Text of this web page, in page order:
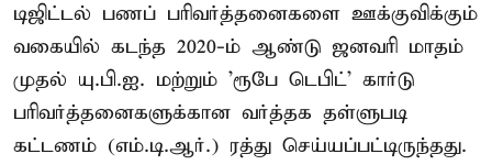
டிஜிட்டல் பணப் பரிவர்த்தனைகளை ஊக்குவிக்கும்
வகையில் கடந்த 2020-ம் ஆண்டு ஜனவரி மாதம்
முதல் யு.பி.ஐ. மற்றும் 'ரூபே டெபிட்' கார்டு
பரிவர்த்தனைகளுக்கான வர்த்தக தள்ளுபடி
கட்டணம் (எம்.டி.ஆர்.) ரத்து செய்யப்பட்டிருந்தது.